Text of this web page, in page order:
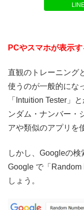
PCやスマホが表示
直観のトレーニング
使うのが一般的にな
「Intuition Tester」
ンダム・ナンバー・
アや類似のアプリを
しかし、Googleの検
Google で「Random
しょう。